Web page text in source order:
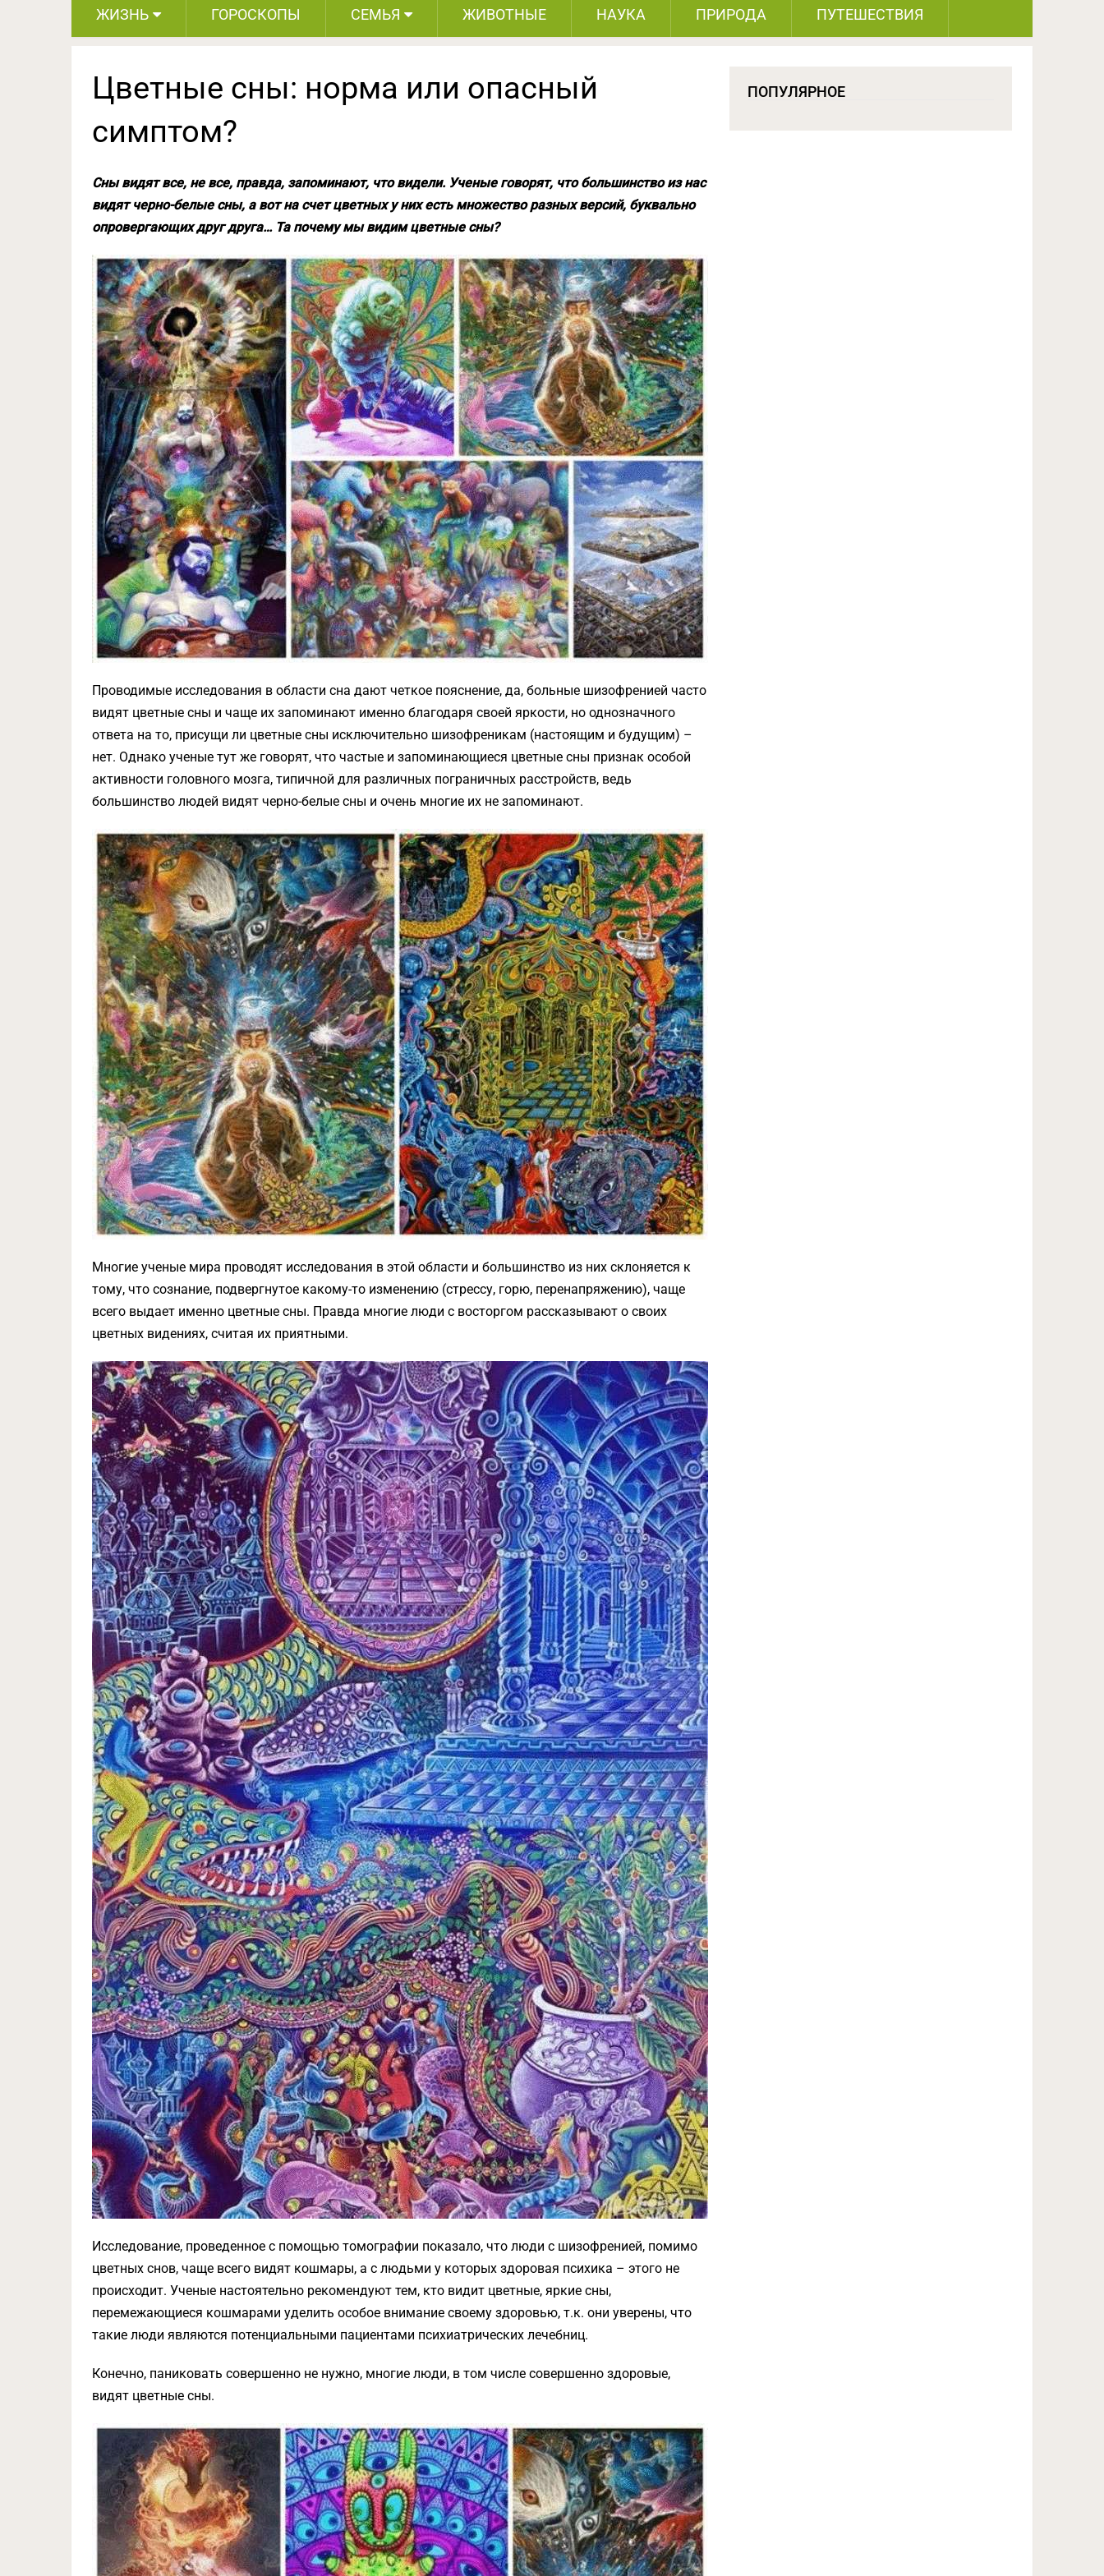
ЖИЗНЬ ГОРОСКОПЫ СЕМЬЯ ЖИВОТНЫЕ НАУКА ПРИРОДА ПУТЕШЕСТВИЯ
Цветные сны: норма или опасный
симптом?
Сны видят все, не все, правда, запоминают, что видели. Ученые говорят, что большинство из нас
видят черно-белые сны, а вот на счет цветных у них есть множество разных версий, буквально
опровергающих друг друга… Та почему мы видим цветные сны?
Проводимые исследования в области сна дают четкое пояснение, да, больные шизофренией часто
видят цветные сны и чаще их запоминают именно благодаря своей яркости, но однозначного
ответа на то, присущи ли цветные сны исключительно шизофреникам (настоящим и будущим) –
нет. Однако ученые тут же говорят, что частые и запоминающиеся цветные сны признак особой
активности головного мозга, типичной для различных пограничных расстройств, ведь
большинство людей видят черно-белые сны и очень многие их не запоминают.
Многие ученые мира проводят исследования в этой области и большинство из них склоняется к
тому, что сознание, подвергнутое какому-то изменению (стрессу, горю, перенапряжению), чаще
всего выдает именно цветные сны. Правда многие люди с восторгом рассказывают о своих
цветных видениях, считая их приятными.
Исследование, проведенное с помощью томографии показало, что люди с шизофренией, помимо
цветных снов, чаще всего видят кошмары, а с людьми у которых здоровая психика – этого не
происходит. Ученые настоятельно рекомендуют тем, кто видит цветные, яркие сны,
перемежающиеся кошмарами уделить особое внимание своему здоровью, т.к. они уверены, что
такие люди являются потенциальными пациентами психиатрических лечебниц.
Конечно, паниковать совершенно не нужно, многие люди, в том числе совершенно здоровые,
видят цветные сны.
ПОПУЛЯРНОЕ